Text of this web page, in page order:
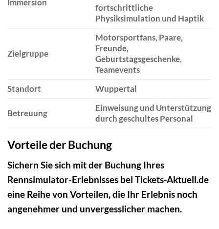
Immersion
fortschrittliche
Physiksimulation und Haptik
Zielgruppe
Motorsportfans, Paare,
Freunde,
Geburtstagsgeschenke,
Teamevents
Standort
Wuppertal
Betreuung
Einweisung und Unterstützung
durch geschultes Personal
Vorteile der Buchung
Sichern Sie sich mit der Buchung Ihres
Rennsimulator-Erlebnisses bei Tickets-Aktuell.de
eine Reihe von Vorteilen, die Ihr Erlebnis noch
angenehmer und unvergesslicher machen.